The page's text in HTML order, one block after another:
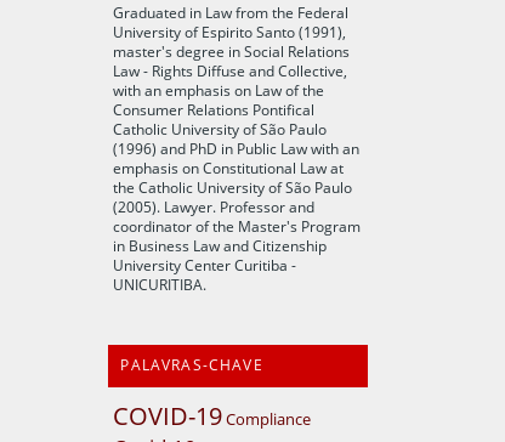
Graduated in Law from the Federal
University of Espirito Santo (1991),
master's degree in Social Relations
Law - Rights Diffuse and Collective,
with an emphasis on Law of the
Consumer Relations Pontifical
Catholic University of São Paulo
(1996) and PhD in Public Law with an
emphasis on Constitutional Law at
the Catholic University of São Paulo
(2005). Lawyer. Professor and
coordinator of the Master's Program
in Business Law and Citizenship
University Center Curitiba -
UNICURITIBA.
PALAVRAS-CHAVE
COVID-19Compliance